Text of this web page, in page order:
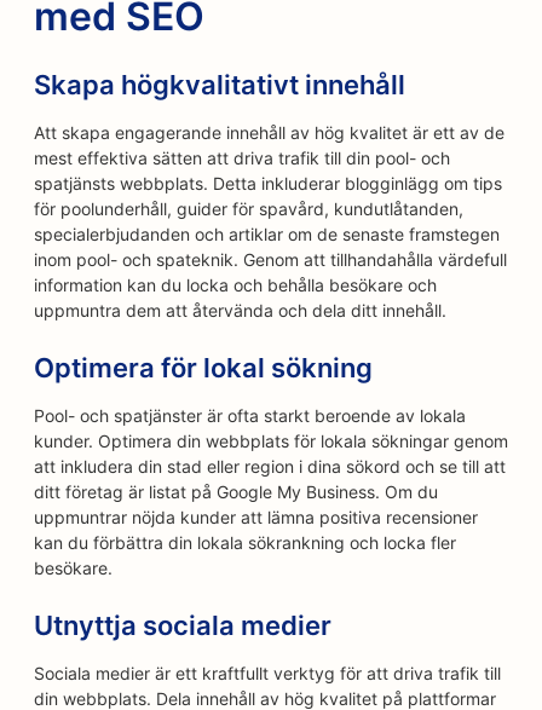
med SEO
Skapa högkvalitativt innehåll
Att skapa engagerande innehåll av hög kvalitet är ett av de
mest effektiva sätten att driva trafik till din pool- och
spatjänsts webbplats. Detta inkluderar blogginlägg om tips
för poolunderhåll, guider för spavård, kundutlåtanden,
specialerbjudanden och artiklar om de senaste framstegen
inom pool- och spateknik. Genom att tillhandahålla värdefull
information kan du locka och behålla besökare och
uppmuntra dem att återvända och dela ditt innehåll.
Optimera för lokal sökning
Pool- och spatjänster är ofta starkt beroende av lokala
kunder. Optimera din webbplats för lokala sökningar genom
att inkludera din stad eller region i dina sökord och se till att
ditt företag är listat på Google My Business. Om du
uppmuntrar nöjda kunder att lämna positiva recensioner
kan du förbättra din lokala sökrankning och locka fler
besökare.
Utnyttja sociala medier
Sociala medier är ett kraftfullt verktyg för att driva trafik till
din webbplats. Dela innehåll av hög kvalitet på plattformar